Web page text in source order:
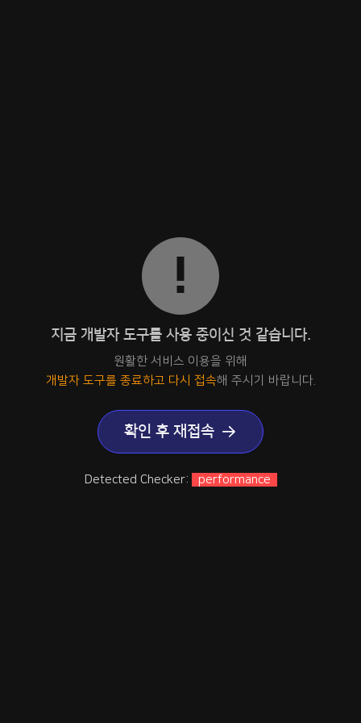
지금 개발자 도구를 사용 중이신 것 같습니다.
원활한 서비스 이용을 위해
개발자 도구를 종료하고 다시 접속해 주시기 바랍니다.
확인 후 재접속
Detected Checker: performance